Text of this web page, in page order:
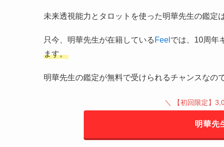
未来透視能力とタロットを使った明華先生の鑑定
只今、明華先生が在籍している Feel では、10周年
ます。
明華先生の鑑定が無料で受けられるチャンスなの
＼ 【初回限定】
明華先